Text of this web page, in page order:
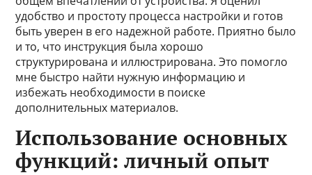
удобство и простоту процесса настройки и готов
быть уверен в его надежной работе. Приятно было
и то, что инструкция была хорошо
структурирована и иллюстрирована. Это помогло
мне быстро найти нужную информацию и
избежать необходимости в поиске
дополнительных материалов.
Использование основных
функций: личный опыт